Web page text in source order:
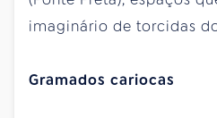
imaginário de torcidas
Gramados cariocas